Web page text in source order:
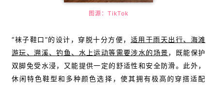
图源：TikTok
“袜子鞋口”的设计，穿脱十分方便， 适用于雨天出行、海滩
游玩、溯溪、钓鱼、水上运动等需要涉水的场景，既能保护
双脚免受水浸，又能提供一定的舒适性和安全防滑。此外，
休闲特色鞋型和多种颜色选择，使其拥有极高的穿搭适配